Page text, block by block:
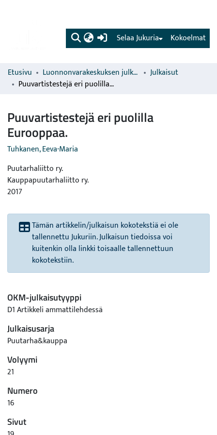
(current) Kokoelmat
Selaa Jukuria
Etusivu Luonnonvarakeskuksen julkaisut
Julkaisut
Puuvartistestejä eri puolilla Eurooppaa.
Puuvartistestejä eri puolilla
Eurooppaa.
Tuhkanen, Eeva-Maria
Puutarhaliitto ry.
Kauppapuutarhaliitto ry.
2017
Tämän artikkelin/julkaisun kokotekstiä ei ole
tallennettu Jukuriin. Julkaisun tiedoissa voi
kuitenkin olla linkki toisaalle tallennettuun
kokotekstiin.
OKM-julkaisutyyppi
D1 Artikkeli ammattilehdessä
Julkaisusarja
Puutarha&kauppa
Volyymi
21
Numero
16
Sivut